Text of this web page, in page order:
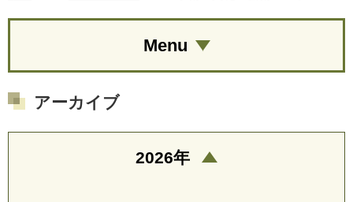
Menu
アーカイブ
2026年